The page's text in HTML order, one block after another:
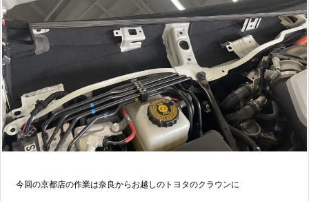
今回の京都店の作業は奈良からお越しのトヨタのクラウンに